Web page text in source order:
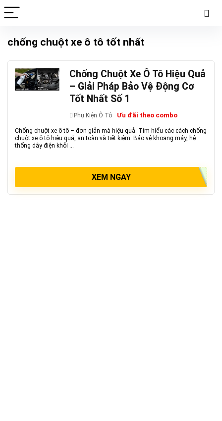
chống chuột xe ô tô tốt nhất
Chống Chuột Xe Ô Tô Hiệu Quả
– Giải Pháp Bảo Vệ Động Cơ
Tốt Nhất Số 1
Phụ Kiện Ô Tô Ưu đãi theo combo
Chống chuột xe ô tô – đơn giản mà hiệu quả. Tìm hiểu các cách chống
chuột xe ô tô hiệu quả, an toàn và tiết kiệm. Bảo vệ khoang máy, hệ
thống dây điện khỏi ...
XEM NGAY